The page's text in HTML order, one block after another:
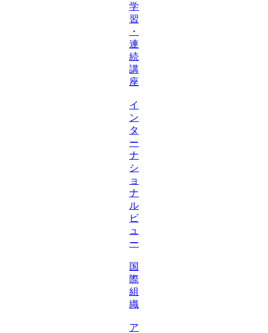
学
習
・
連
続
講
座
イ
ン
タ
ー
ナ
シ
ョ
ナ
ル
ビ
ュ
ー
国
際
組
織
ア